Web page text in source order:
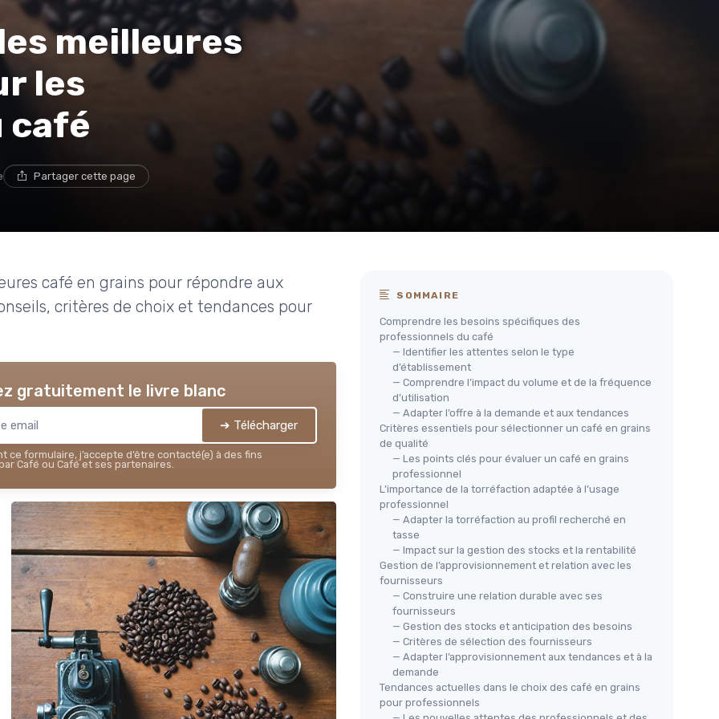
meilleures
les
café
Partager cette page
café en grains pour répondre aux
critères de choix et tendances pour
gratuitement le livre blanc
➔ Télécharger
ce formulaire, j’accepte d’être contacté(e) à des fins
Café ou Café et ses partenaires.
SOMMAIRE
Comprendre les besoins spécifiques des
professionnels du café
— Identifier les attentes selon le type
d’établissement
— Comprendre l’impact du volume et de la fréquence
d’utilisation
— Adapter l’offre à la demande et aux tendances
Critères essentiels pour sélectionner un café en grains
de qualité
— Les points clés pour évaluer un café en grains
professionnel
L’importance de la torréfaction adaptée à l’usage
professionnel
— Adapter la torréfaction au profil recherché en
tasse
— Impact sur la gestion des stocks et la rentabilité
Gestion de l’approvisionnement et relation avec les
fournisseurs
— Construire une relation durable avec ses
fournisseurs
— Gestion des stocks et anticipation des besoins
— Critères de sélection des fournisseurs
— Adapter l’approvisionnement aux tendances et à la
demande
Tendances actuelles dans le choix des café en grains
pour professionnels